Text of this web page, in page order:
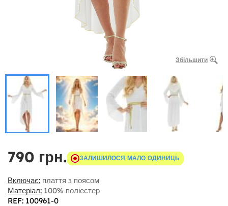
Збільшити
790 грн. ЗАЛИШИЛОСЯ МАЛО ОДИНИЦЬ
Включає: плаття з поясом
Матеріал: 100% поліестер
REF: 100961-0